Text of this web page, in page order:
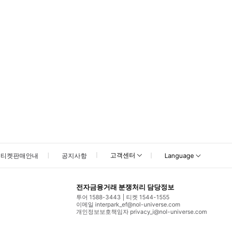
티켓판매안내 공지사항 고객센터 Language
전자금융거래 분쟁처리 담당정보
투어 1588-3443
티켓 1544-1555
이메일 interpark_ef@nol-universe.com
개인정보보호책임자 privacy_i@nol-universe.com